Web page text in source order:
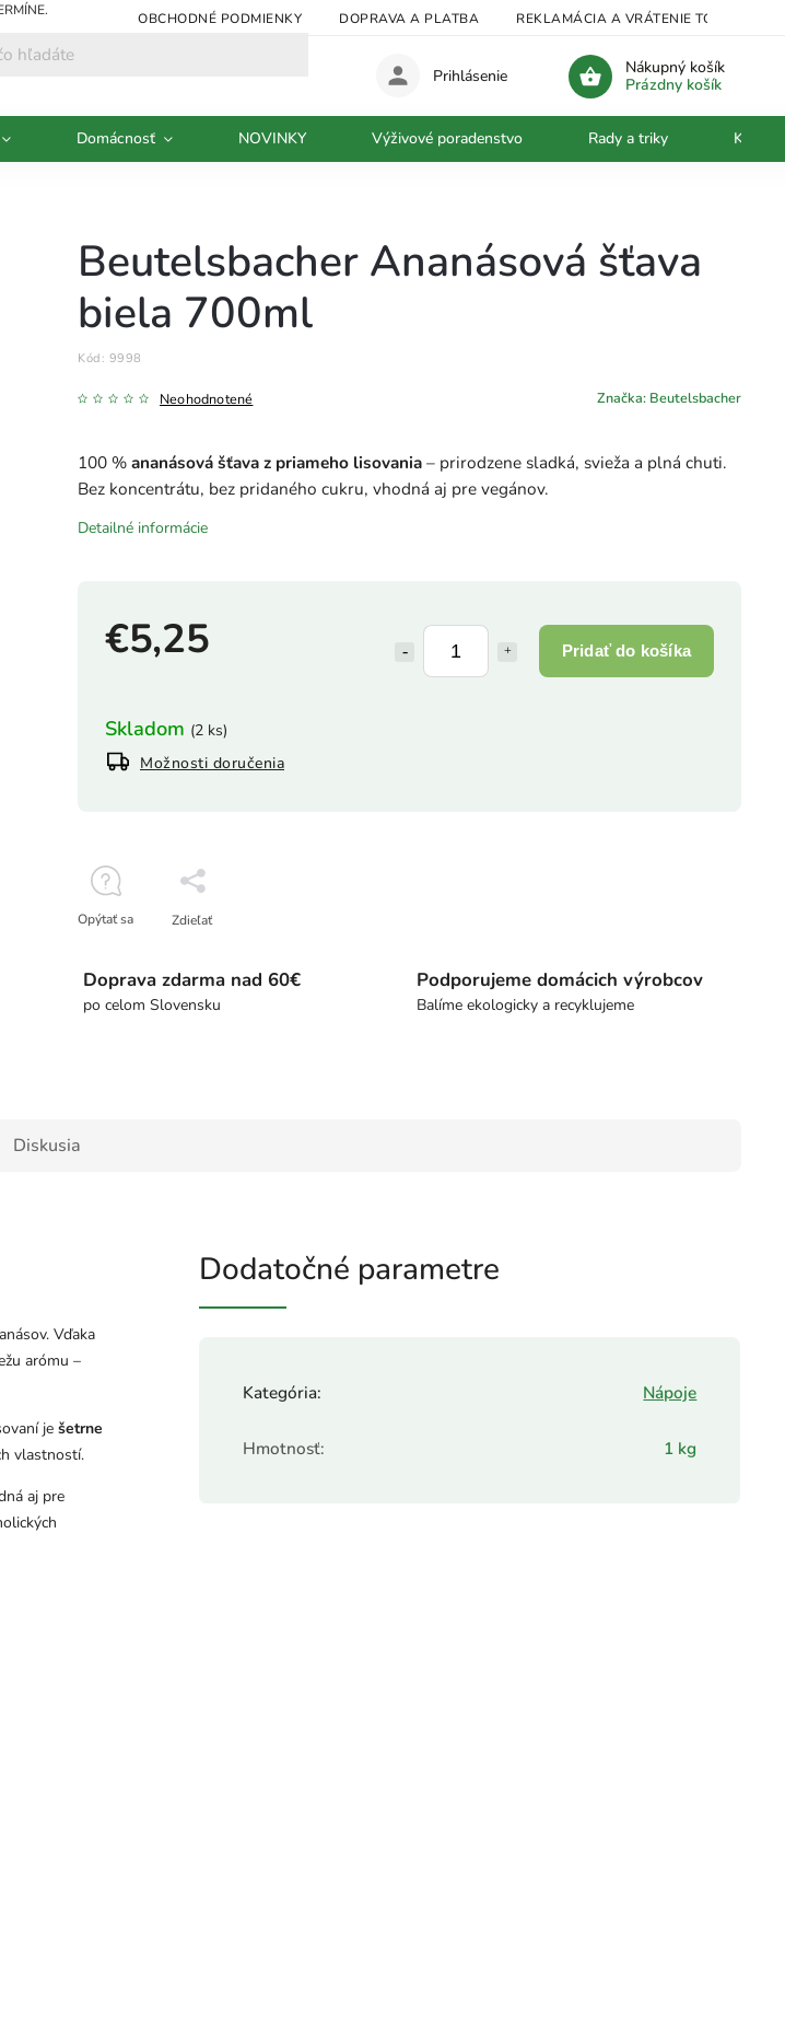
OBCHODNÉ PODMIENKY DOPRAVA A PLATBA REKLAMÁCIA A VRÁTENIE TOVARU
Nákupný košík
Prázdny košík
Prihlásenie
Domácnosť NOVINKY Výživové poradenstvo Rady a triky
€5,25 Pridať do košíka
Skladom (2 ks)
Možnosti doručenia
Beutelsbacher Ananásová šťava
biela 700ml
Kód: 9998
Neohodnotené Značka: Beutelsbacher
100 %ananásová šťava z priameho lisovania– prirodzene sladká, svieža a plná chuti.
Bez koncentrátu, bez pridaného cukru, vhodná aj pre vegánov.
Detailné informácie
Opýtať sa Zdieľať
Doprava zdarma nad 60€
po celom Slovensku
Podporujeme domácich výrobcov
Balíme ekologicky a recyklujeme
Diskusia
Vďaka
arómu –
je šetrne
vlastností.
aj pre
Dodatočné parametre
Kategória: Nápoje
Hmotnosť: 1 kg